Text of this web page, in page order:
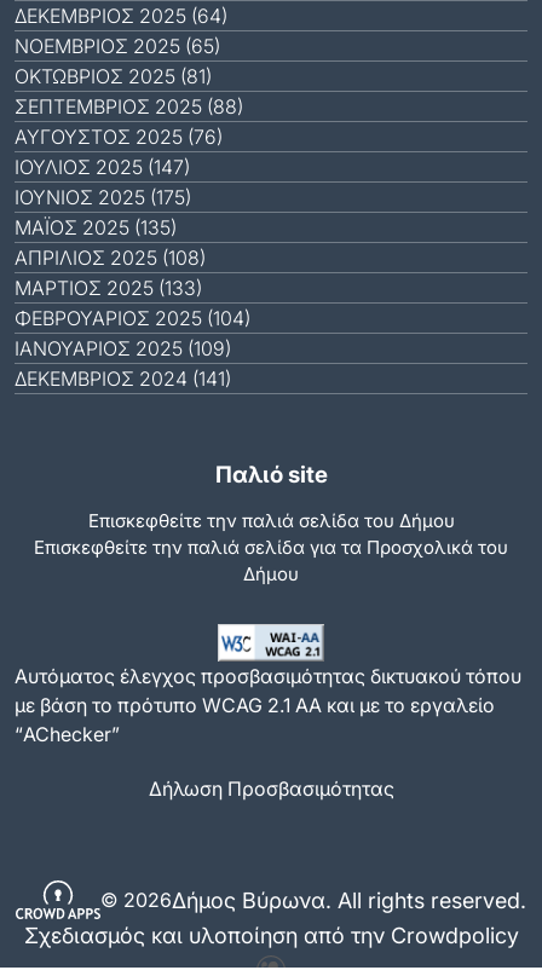
ΔΕΚΈΜΒΡΙΟΣ 2025 (64)
ΝΟΈΜΒΡΙΟΣ 2025 (65)
ΟΚΤΏΒΡΙΟΣ 2025 (81)
ΣΕΠΤΈΜΒΡΙΟΣ 2025 (88)
ΑΎΓΟΥΣΤΟΣ 2025 (76)
ΙΟΎΛΙΟΣ 2025 (147)
ΙΟΎΝΙΟΣ 2025 (175)
ΜΆΙΟΣ 2025 (135)
ΑΠΡΊΛΙΟΣ 2025 (108)
ΜΆΡΤΙΟΣ 2025 (133)
ΦΕΒΡΟΥΆΡΙΟΣ 2025 (104)
ΙΑΝΟΥΆΡΙΟΣ 2025 (109)
ΔΕΚΈΜΒΡΙΟΣ 2024 (141)
Παλιό site
Επισκεφθείτε την παλιά σελίδα του Δήμου
Eπισκεφθείτε την παλιά σελίδα για τα Προσχολικά του
Δήμου
Αυτόματος έλεγχος προσβασιμότητας δικτυακού τόπου
με βάση το πρότυπο WCAG 2.1 AA και με το εργαλείο
“AChecker”
Δήλωση Προσβασιμότητας
© 2026Δήμος Βύρωνα. All rights reserved.
Σχεδιασμός και υλοποίηση από την Crowdpolicy